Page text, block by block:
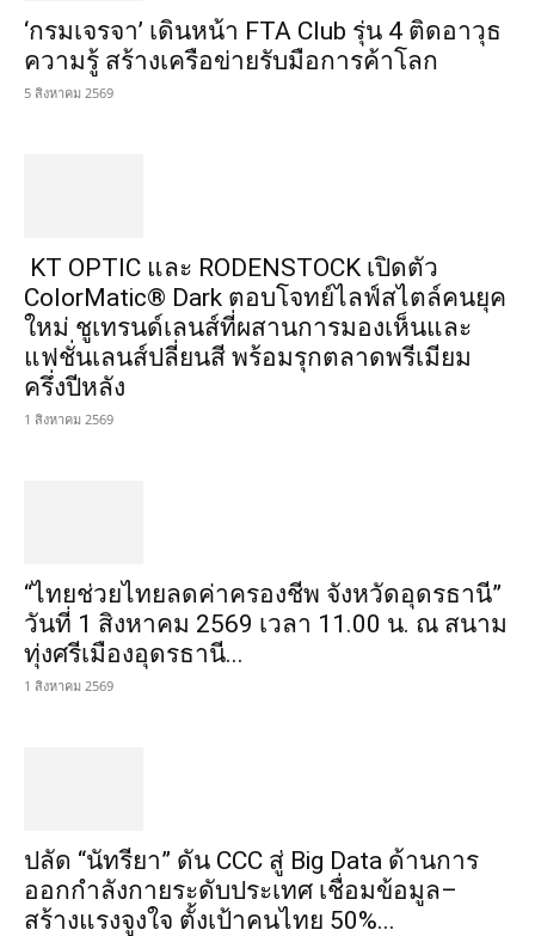
‘กรมเจรจา’ เดินหน้า FTA Club รุ่น 4 ติดอาวุธ
ความรู้ สร้างเครือข่ายรับมือการค้าโลก
5 สิงหาคม 2569
KT OPTIC และ RODENSTOCK เปิดตัว
ColorMatic® Dark ตอบโจทย์ไลฟ์สไตล์คนยุค
ใหม่ ชูเทรนด์เลนส์ที่ผสานการมองเห็นและ
แฟชั่นเลนส์ปลี่ยนสี พร้อมรุกตลาดพรีเมียม
ครึ่งปีหลัง
1 สิงหาคม 2569
“ไทยช่วยไทยลดค่าครองชีพ จังหวัดอุดรธานี”
วันที่ 1 สิงหาคม 2569 เวลา 11.00 น. ณ สนาม
ทุ่งศรีเมืองอุดรธานี...
1 สิงหาคม 2569
ปลัด “นัทรียา” ดัน CCC สู่ Big Data ด้านการ
ออกกำลังกายระดับประเทศ เชื่อมข้อมูล–
สร้างแรงจูงใจ ตั้งเป้าคนไทย 50%...